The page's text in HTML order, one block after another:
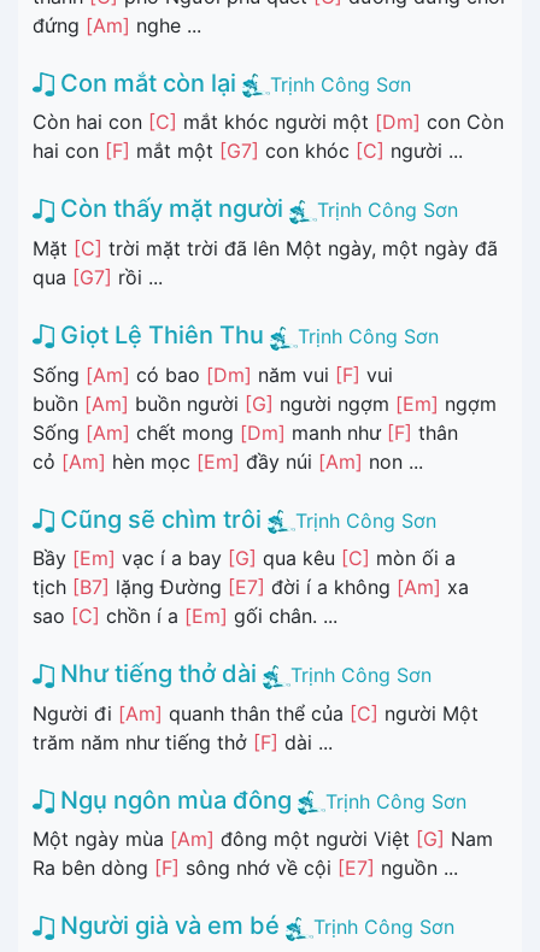
đứng [Am] nghe ...
Con mắt còn lại
Trịnh Công Sơn
Còn hai con [C] mắt khóc người một [Dm] con Còn
hai con [F] mắt một [G7] con khóc [C] người ...
Còn thấy mặt người
Trịnh Công Sơn
Mặt [C] trời mặt trời đã lên Một ngày, một ngày đã
qua [G7] rồi ...
Giọt Lệ Thiên Thu
Trịnh Công Sơn
Sống [Am] có bao [Dm] năm vui [F] vui
buồn [Am] buồn người [G] người ngợm [Em] ngợm
Sống [Am] chết mong [Dm] manh như [F] thân
cỏ [Am] hèn mọc [Em] đầy núi [Am] non ...
Cũng sẽ chìm trôi
Trịnh Công Sơn
Bầy [Em] vạc í a bay [G] qua kêu [C] mòn ối a
tịch [B7] lặng Đường [E7] đời í a không [Am] xa
sao [C] chồn í a [Em] gối chân. ...
Như tiếng thở dài
Trịnh Công Sơn
Người đi [Am] quanh thân thể của [C] người Một
trăm năm như tiếng thở [F] dài ...
Ngụ ngôn mùa đông
Trịnh Công Sơn
Một ngày mùa [Am] đông một người Việt [G] Nam
Ra bên dòng [F] sông nhớ về cội [E7] nguồn ...
Người già và em bé
Trịnh Công Sơn